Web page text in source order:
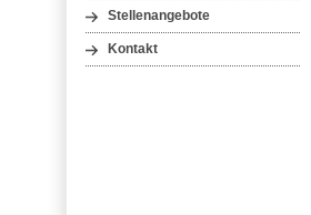
Stellenangebote
Kontakt